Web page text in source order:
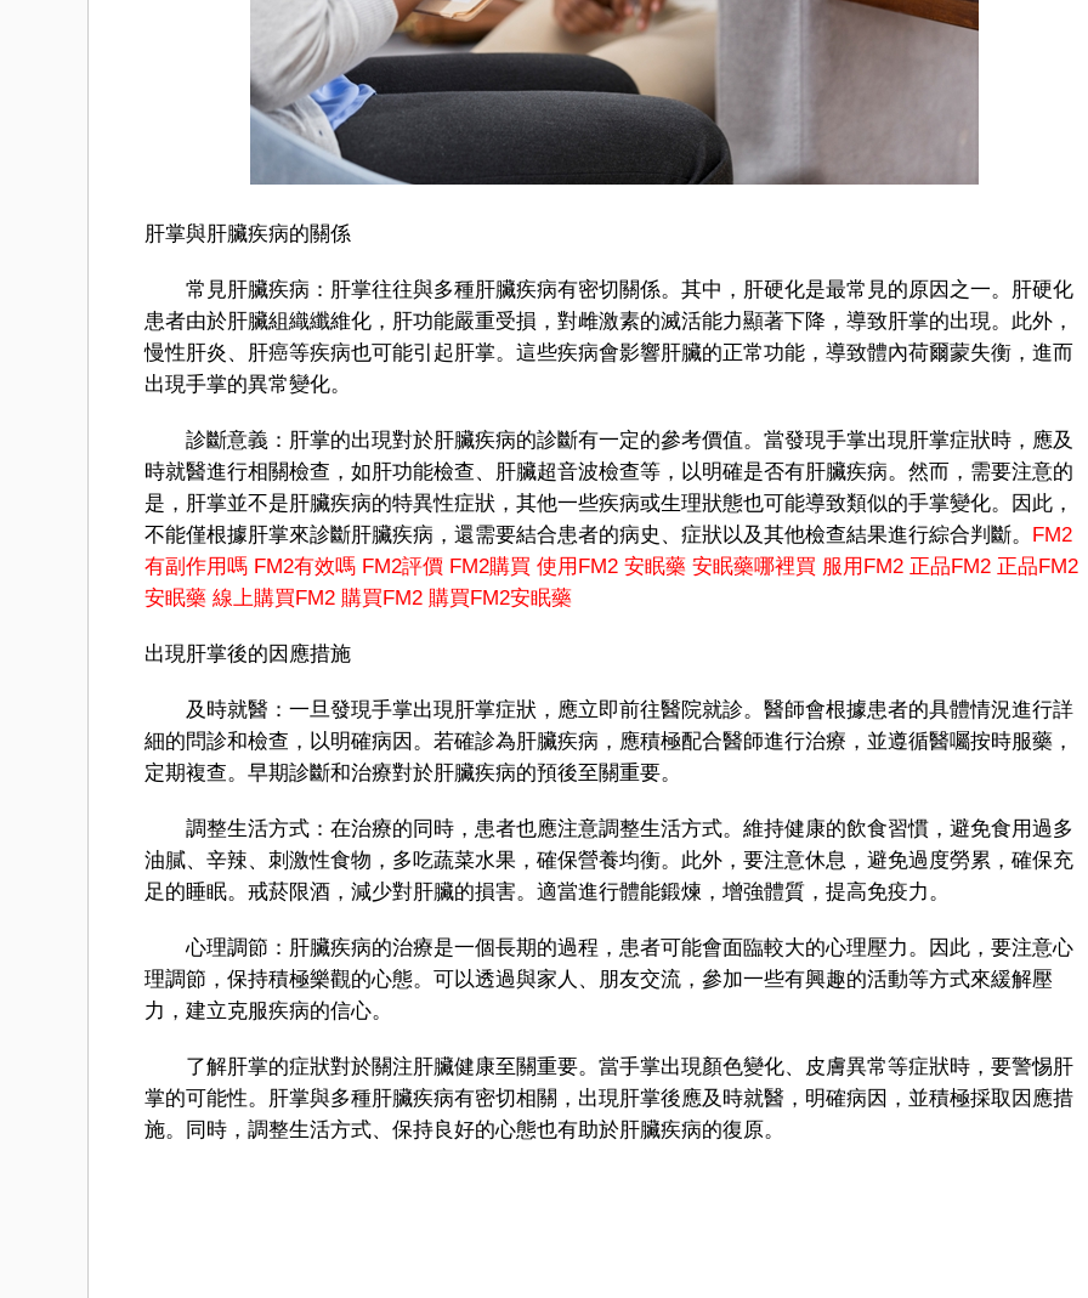
肝掌與肝臟疾病的關係
常見肝臟疾病：肝掌往往與多種肝臟疾病有密切關係。其中，肝硬化是最常見的原因之一。肝硬化
患者由於肝臟組織纖維化，肝功能嚴重受損，對雌激素的滅活能力顯著下降，導致肝掌的出現。此外，
慢性肝炎、肝癌等疾病也可能引起肝掌。這些疾病會影響肝臟的正常功能，導致體內荷爾蒙失衡，進而
出現手掌的異常變化。
診斷意義：肝掌的出現對於肝臟疾病的診斷有一定的參考價值。當發現手掌出現肝掌症狀時，應及
時就醫進行相關檢查，如肝功能檢查、肝臟超音波檢查等，以明確是否有肝臟疾病。然而，需要注意的
是，肝掌並不是肝臟疾病的特異性症狀，其他一些疾病或生理狀態也可能導致類似的手掌變化。因此，
不能僅根據肝掌來診斷肝臟疾病，還需要結合患者的病史、症狀以及其他檢查結果進行綜合判斷。 FM2
有副作用嗎 FM2有效嗎 FM2評價 FM2購買 使用FM2 安眠藥 安眠藥哪裡買 服用FM2 正品FM2 正品FM2
安眠藥 線上購買FM2 購買FM2 購買FM2安眠藥
出現肝掌後的因應措施
及時就醫：一旦發現手掌出現肝掌症狀，應立即前往醫院就診。醫師會根據患者的具體情況進行詳
細的問診和檢查，以明確病因。若確診為肝臟疾病，應積極配合醫師進行治療，並遵循醫囑按時服藥，
定期複查。早期診斷和治療對於肝臟疾病的預後至關重要。
調整生活方式：在治療的同時，患者也應注意調整生活方式。維持健康的飲食習慣，避免食用過多
油膩、辛辣、刺激性食物，多吃蔬菜水果，確保營養均衡。此外，要注意休息，避免過度勞累，確保充
足的睡眠。戒菸限酒，減少對肝臟的損害。適當進行體能鍛煉，增強體質，提高免疫力。
心理調節：肝臟疾病的治療是一個長期的過程，患者可能會面臨較大的心理壓力。因此，要注意心
理調節，保持積極樂觀的心態。可以透過與家人、朋友交流，參加一些有興趣的活動等方式來緩解壓
力，建立克服疾病的信心。
了解肝掌的症狀對於關注肝臟健康至關重要。當手掌出現顏色變化、皮膚異常等症狀時，要警惕肝
掌的可能性。肝掌與多種肝臟疾病有密切相關，出現肝掌後應及時就醫，明確病因，並積極採取因應措
施。同時，調整生活方式、保持良好的心態也有助於肝臟疾病的復原。